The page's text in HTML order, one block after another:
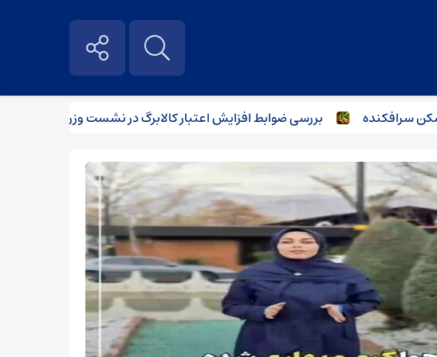
بررسی ضوابط افزایش اعتبار کالابرگ در نشست وزرای اقتصاد و کار